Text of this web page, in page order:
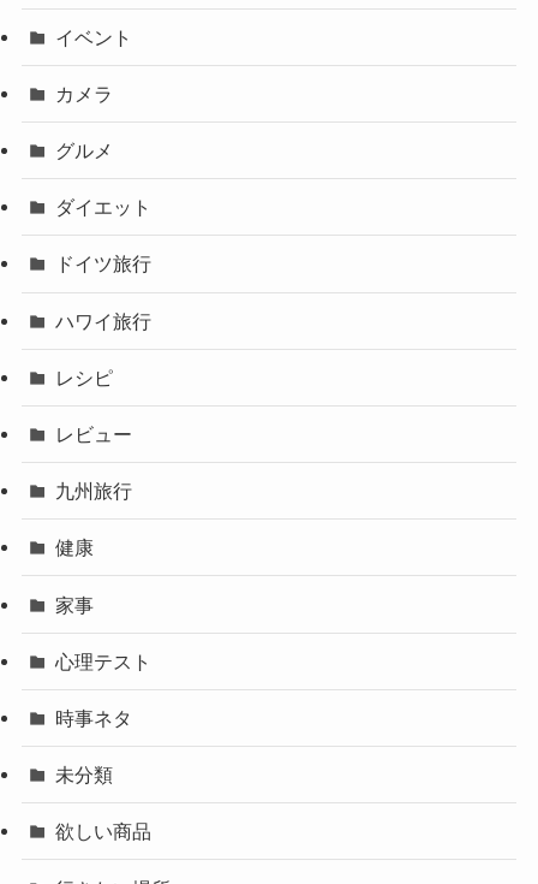
イベント
カメラ
グルメ
ダイエット
ドイツ旅行
ハワイ旅行
レシピ
レビュー
九州旅行
健康
家事
心理テスト
時事ネタ
未分類
欲しい商品